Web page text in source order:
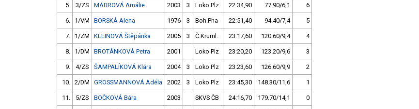
5. 3/ZS MÁDROVÁ Amálie 2003 3 Loko Plz 22:34,90 77.90/6,1 6
6. 1/VM BORSKÁ Alena 1976 3 Boh.Pha 22:51,40 94.40/7,4 5
7. 1/ZM KLEINOVÁ Štěpánka 2005 3 Č.Kruml. 23:17,60 120.60/9,4 4
8. 1/DM BROTÁNKOVÁ Petra 2001 Loko Plz 23:20,20 123.20/9,6 3
9. 4/ZS ŠAMPALÍKOVÁ Klára 2004 3 Loko Plz 23:23,60 126.60/9,9 2
10. 2/DM GROSSMANNOVÁ Adéla 2002 3 Loko Plz 23:45,30 148.30/11,6 1
11. 5/ZS BOČKOVÁ Bára 2003 SKVS ČB 24:16,70 179.70/14,1 0